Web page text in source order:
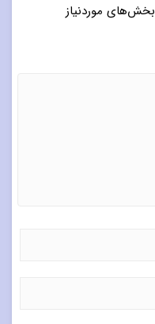
بخش‌های موردنیاز